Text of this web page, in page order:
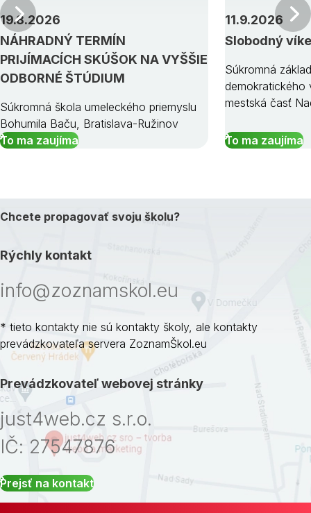
NÁHRADNÝ TERMÍN
PRIJÍMACÍCH SKÚŠOK NA VYŠŠIE
ODBORNÉ ŠTÚDIUM
19.8.2026
Súkromná škola umeleckého priemyslu
Bohumila Baču, Bratislava-Ružinov
To ma zaujíma
Slobodný
11.9.2026
Súkromná
demokratického
mestská časť
To ma zaujíma
Predchádzajúci
Chcete propagovať svoju školu?
Rýchly kontakt
info@zoznamskol.eu
* tieto kontakty nie sú kontakty školy, ale kontakty
prevádzkovateľa servera ZoznamŠkol.eu
Prevádzkovateľ webovej stránky
just4web.cz s.r.o.
IČ: 27547876
Prejsť na kontakt